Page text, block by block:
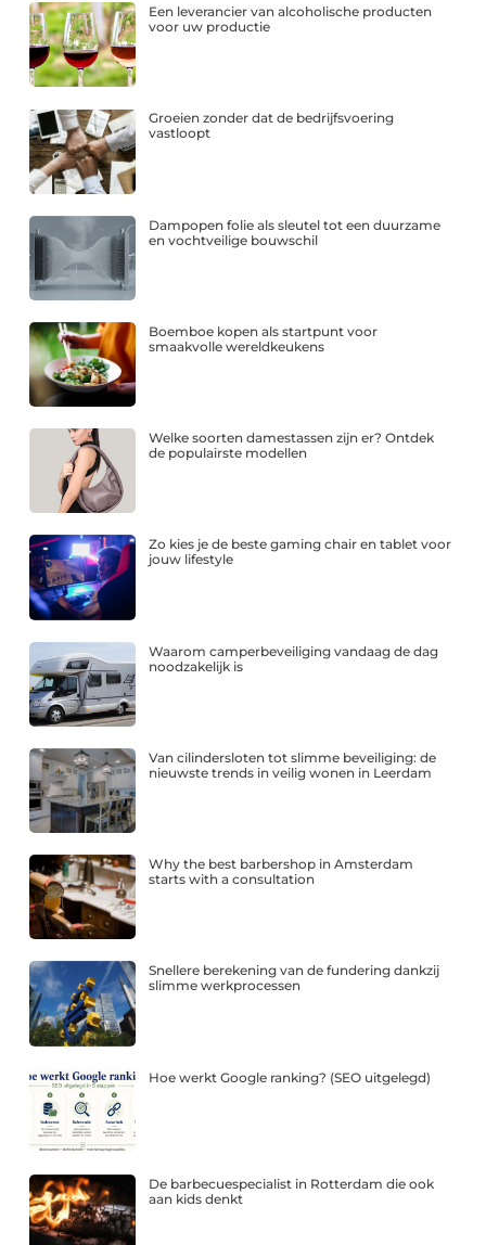
Een leverancier van alcoholische producten
voor uw productie
Groeien zonder dat de bedrijfsvoering
vastloopt
Dampopen folie als sleutel tot een duurzame
en vochtveilige bouwschil
Boemboe kopen als startpunt voor
smaakvolle wereldkeukens
Welke soorten damestassen zijn er? Ontdek
de populairste modellen
Zo kies je de beste gaming chair en tablet voor
jouw lifestyle
Waarom camperbeveiliging vandaag de dag
noodzakelijk is
Van cilindersloten tot slimme beveiliging: de
nieuwste trends in veilig wonen in Leerdam
Why the best barbershop in Amsterdam
starts with a consultation
Snellere berekening van de fundering dankzij
slimme werkprocessen
Hoe werkt Google ranking? (SEO uitgelegd)
De barbecuespecialist in Rotterdam die ook
aan kids denkt